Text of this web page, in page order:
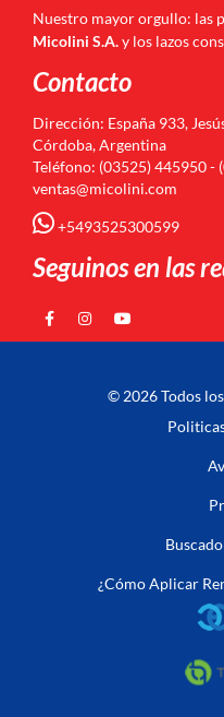
Nuestro mayor orgullo: las
Micolini S.A.y los lazos
Contacto
Dirección: España 933,
Córdoba, Argentina
Teléfono: (03525) 445950 -
ventas@micolini.com
+5493525300599
Seguinos en las
© 2026 Todos
¿Cómo Aplicar